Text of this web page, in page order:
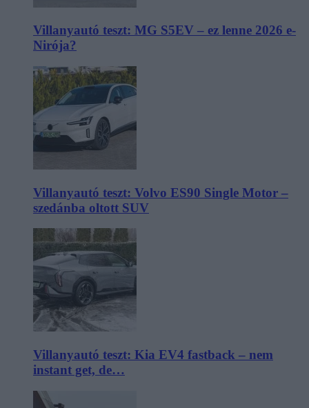
Villanyautó teszt: MG S5EV – ez lenne 2026 e-
Nirója?
Villanyautó teszt: Volvo ES90 Single Motor –
szedánba oltott SUV
Villanyautó teszt: Kia EV4 fastback – nem
instant get, de…